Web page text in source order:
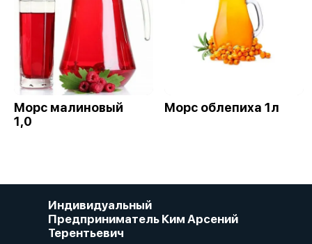
Морс малиновый
1,0
Морс облепиха 1л
Индивидуальный
Предприниматель Ким Арсений
Терентьевич